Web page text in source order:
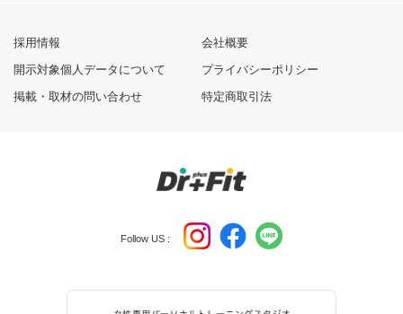
採用情報
会社概要
開示対象個人データについて
プライバシーポリシー
掲載・取材の問い合わせ
特定商取引法
Follow US :